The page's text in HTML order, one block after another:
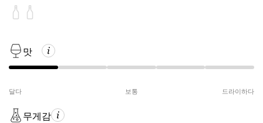
맛
달다 보통 드라이하다
무게감